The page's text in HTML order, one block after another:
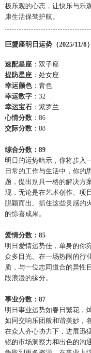
极乐观的心态，让快乐与乐
康生活保驾护航。
巨蟹座明日运势（2025/11/8）
速配星座 ：双子座
提防星座 ：处女座
幸运颜色：青色
幸运数字 ：32
幸运宝石 ：紫罗兰
心情分数 ：86
交际分数 ：88
综合分数：89
明日的运势暗示，你将步入
日常的工作与生活中，你的
题，提出别具一格的解决方
现，无论是在艺术创作、项
脱颖而出。抓住这些灵感的
的惊喜成果。
爱情分数：85
明日爱情运势佳，单身的你
众多目光。在一场热闹的行
质，与一位志同道合的异性
段浪漫的缘分。
事业分数：87
明日事业运势如春日繁花，
如同交响乐团般和谐美妙，
在众人齐心协力下，进展迅
锐的市场洞察力和出色的沟